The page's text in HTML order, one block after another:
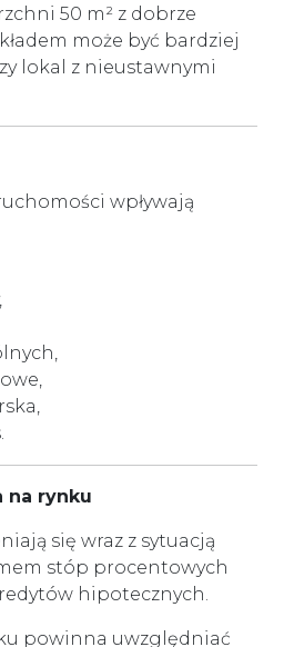
50 m² z dobrze
może być bardziej
lokal z nieustawnymi
wpływają
na rynku
się wraz z sytuacją
stóp procentowych
hipotecznych.
powinna uwzględniać